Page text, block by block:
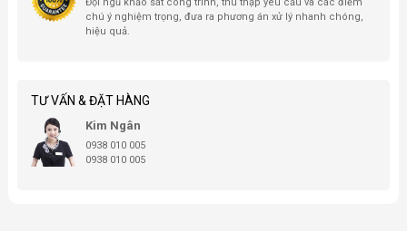
chú ý nghiệm trọng, đưa ra phương án xử lý nhanh chóng,
hiệu quả.
TƯ VẤN & ĐẶT HÀNG
Kim Ngân
0938 010 005
0938 010 005